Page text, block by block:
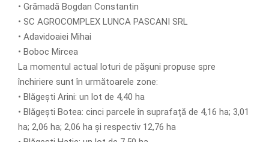
• Grămadă Bogdan Constantin
• SC AGROCOMPLEX LUNCA PASCANI SRL
• Adavidoaiei Mihai
• Boboc Mircea
La momentul actual loturi de pășuni propuse spre
închiriere sunt în următoarele zone:
• Blăgești Arini: un lot de 4,40 ha
• Blăgești Botea: cinci parcele în suprafață de 4,16 ha; 3,01
ha; 2,06 ha; 2,06 ha și respectiv 12,76 ha